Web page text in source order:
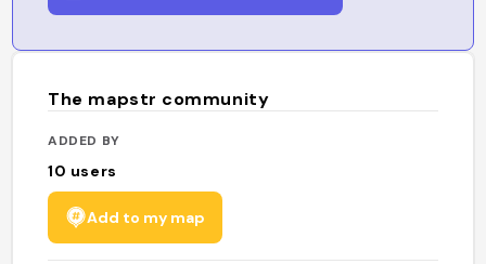
The mapstr community
ADDED BY
10 users
Add to my map